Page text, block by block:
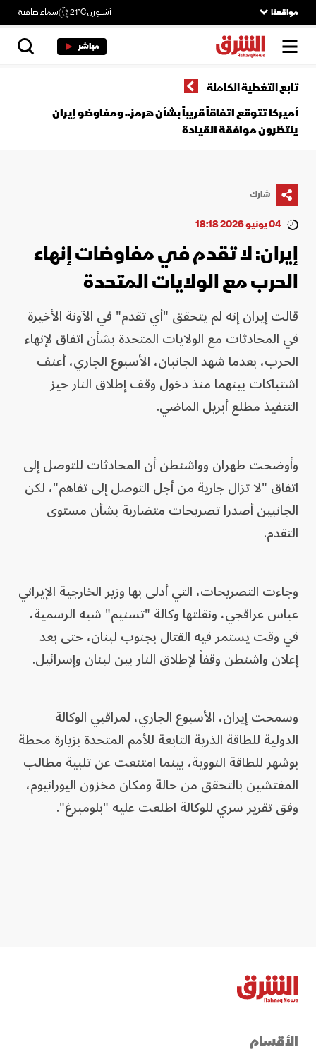
مواقعنا آشبورن21°C سماء صافية
مباشر
تابع التغطية الكاملة
أميركا تتوقع اتفاقاً قريباً بشأن هرمز.. ومفاوضو إيران
ينتظرون موافقة القيادة
شارك
04 يونيو 2026 18:18
إيران: لا تقدم في مفاوضات إنهاء
الحرب مع الولايات المتحدة
قالت إيران إنه لم يتحقق "أي تقدم" في الآونة الأخيرة
في المحادثات مع الولايات المتحدة بشأن اتفاق لإنهاء
الحرب، بعدما شهد الجانبان، الأسبوع الجاري، أعنف
اشتباكات بينهما منذ دخول وقف إطلاق النار حيز
التنفيذ مطلع أبريل الماضي.
وأوضحت طهران وواشنطن أن المحادثات للتوصل إلى
اتفاق "لا تزال جارية من أجل التوصل إلى تفاهم"، لكن
الجانبين أصدرا تصريحات متضاربة بشأن مستوى
التقدم.
وجاءت التصريحات، التي أدلى بها وزير الخارجية الإيراني
عباس عراقجي، ونقلتها وكالة "تسنيم" شبه الرسمية،
في وقت يستمر فيه القتال بجنوب لبنان، حتى بعد
إعلان واشنطن وقفاً لإطلاق النار بين لبنان وإسرائيل.
وسمحت إيران، الأسبوع الجاري، لمراقبي الوكالة
الدولية للطاقة الذرية التابعة للأمم المتحدة بزيارة محطة
بوشهر للطاقة النووية، بينما امتنعت عن تلبية مطالب
المفتشين بالتحقق من حالة ومكان مخزون اليورانيوم،
وفق تقرير سري للوكالة اطلعت عليه "بلومبرغ".
الأقسام